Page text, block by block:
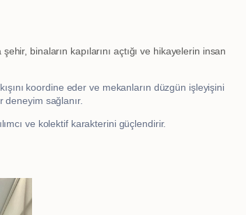
binaların kapılarını açtığı ve hikayelerin insan
koordine eder ve mekanların düzgün işleyişini
deneyim sağlanır.
ve kolektif karakterini güçlendirir.